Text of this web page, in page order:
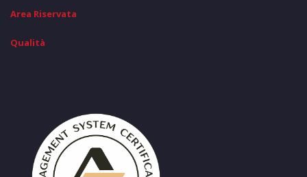
Area Riservata
Qualità